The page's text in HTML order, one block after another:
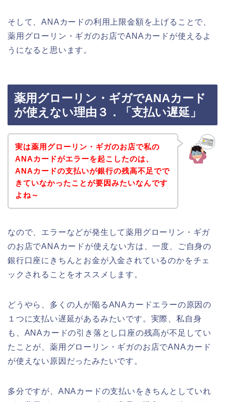
そして、ANAカードの利用上限金額を上げることで、
薬用グローリン・ギガのお店でANAカードが使えるよ
うになると思います。
薬用グローリン・ギガでANAカード
が使えない理由３．「支払い遅延」
実は薬用グローリン・ギガのお店で私の
ANAカードがエラーを起こしたのは、
ANAカードの支払いが銀行の残高不足でで
きていなかったことが要因みたいなんです
よね～
なので、エラーなどが発生して薬用グローリン・ギガ
のお店でANAカードが使えない方は、一度、ご自身の
銀行口座にきちんとお金が入金されているのかをチェ
ックされることをオススメします。
どうやら、多くの人が陥るANAカードエラーの原因の
１つに支払い遅延があるみたいです。実際、私自身
も、ANAカードの引き落とし口座の残高が不足してい
たことが、薬用グローリン・ギガのお店でANAカード
が使えない原因だったみたいです。
多分ですが、ANAカードの支払いをきちんとしていれ